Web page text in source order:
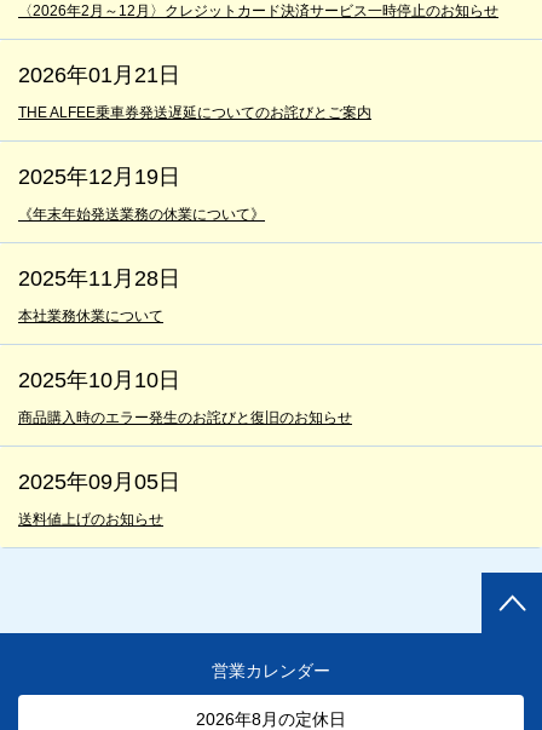
〈2026年2月～12月〉クレジットカード決済サービス一時停止のお知らせ
2026年01月21日
THE ALFEE乗車券発送遅延についてのお詫びとご案内
2025年12月19日
《年末年始発送業務の休業について》
2025年11月28日
本社業務休業について
2025年10月10日
商品購入時のエラー発生のお詫びと復旧のお知らせ
2025年09月05日
送料値上げのお知らせ
営業カレンダー
2026年8月の定休日